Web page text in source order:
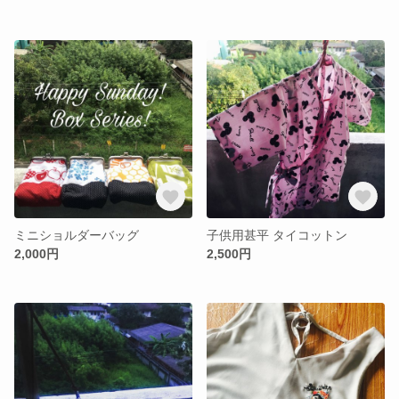
ミニショルダーバッグ
2,000円
子供用甚平 タイコットン
2,500円